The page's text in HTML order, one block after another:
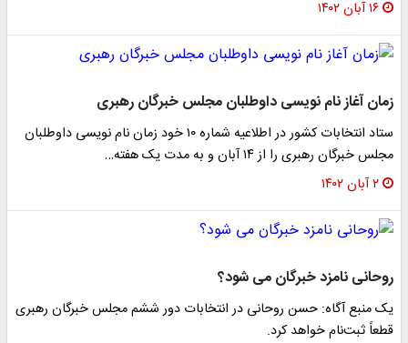
۱۶ آبان ۱۴۰۲
زمان آغاز نام‌ نویسی داوطلبان مجلس خبرگان رهبری
ستاد انتخابات کشور در اطلاعیه شماره ۱۰ خود زمان نام نویسی داوطلبان
مجلس خبرگان رهبری را از ۱۴ آبان و به مدت یک هفته…
۲ آبان ۱۴۰۲
روحانی نامزد خبرگان می شود؟
یک منبع آگاه: حسن روحانی در انتخابات دور ششم مجلس خبرگان رهبری
قطعاً ثبت‌نام خواهد کرد.